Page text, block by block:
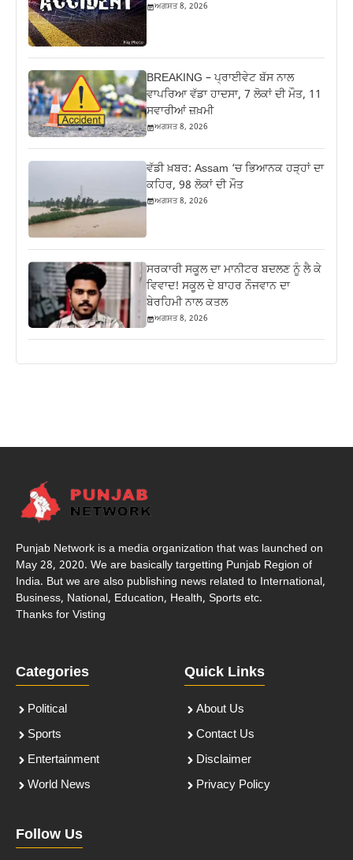
ਅਗਸਤ 8, 2026
BREAKING – ਪ੍ਰਾਈਵੇਟ ਬੱਸ ਨਾਲ
ਵਾਪਰਿਆ ਵੱਡਾ ਹਾਦਸਾ, 7 ਲੋਕਾਂ ਦੀ ਮੌਤ, 11
ਸਵਾਰੀਆਂ ਜ਼ਖ਼ਮੀ
ਅਗਸਤ 8, 2026
ਵੱਡੀ ਖ਼ਬਰ: Assam ‘ਚ ਭਿਆਨਕ ਹੜ੍ਹਾਂ ਦਾ
ਕਹਿਰ, 98 ਲੋਕਾਂ ਦੀ ਮੌਤ
ਅਗਸਤ 8, 2026
ਸਰਕਾਰੀ ਸਕੂਲ ਦਾ ਮਾਨੀਟਰ ਬਦਲਣ ਨੂੰ ਲੈ ਕੇ
ਵਿਵਾਦ! ਸਕੂਲ ਦੇ ਬਾਹਰ ਨੌਜਵਾਨ ਦਾ
ਬੇਰਹਿਮੀ ਨਾਲ ਕਤਲ
ਅਗਸਤ 8, 2026
Punjab Network is a media organization that was launched on
May 28, 2020. We are basically targetting Punjab Region of
India. But we are also publishing news related to International,
Business, National, Education, Health, Sports etc.
Thanks for Visting
Categories
Political
Sports
Entertainment
World News
Quick Links
About Us
Contact Us
Disclaimer
Privacy Policy
Follow Us